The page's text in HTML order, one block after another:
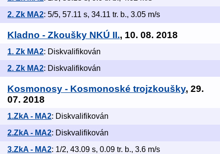
2. Zk MA2: 5/5, 57.11 s, 34.11 tr. b., 3.05 m/s
Kladno - Zkoušky NKÚ II., 10. 08. 2018
1. Zk MA2: Diskvalifikován
2. Zk MA2: Diskvalifikován
Kosmonosy - Kosmonoské trojzkoušky, 29.
07. 2018
1.ZkA - MA2: Diskvalifikován
2.ZkA - MA2: Diskvalifikován
3.ZkA - MA2: 1/2, 43.09 s, 0.09 tr. b., 3.6 m/s